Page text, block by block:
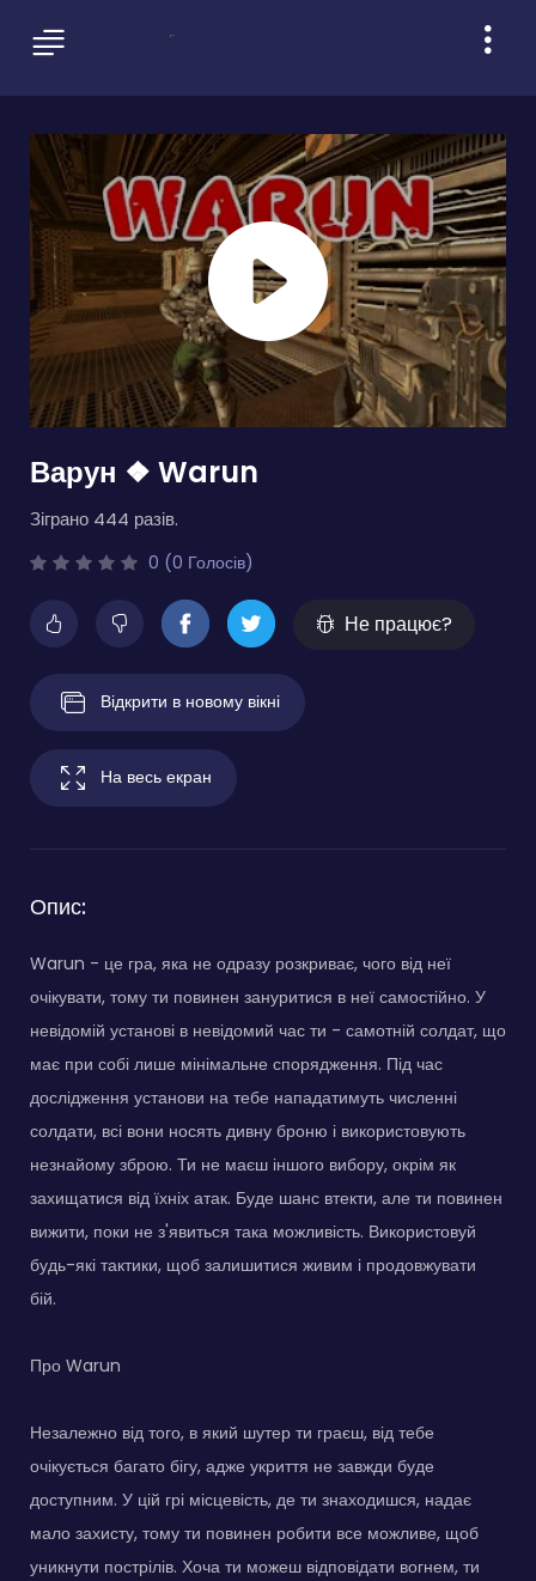
Варун ❖ Warun
Зіграно 444 разів.
0 (0 Голосів)
Не працює?
Відкрити в новому вікні
На весь екран
Опис:
Warun - це гра, яка не одразу розкриває, чого від неї
очікувати, тому ти повинен зануритися в неї самостійно. У
невідомій установі в невідомий час ти - самотній солдат, що
має при собі лише мінімальне спорядження. Під час
дослідження установи на тебе нападатимуть численні
солдати, всі вони носять дивну броню і використовують
незнайому зброю. Ти не маєш іншого вибору, окрім як
захищатися від їхніх атак. Буде шанс втекти, але ти повинен
вижити, поки не з'явиться така можливість. Використовуй
будь-які тактики, щоб залишитися живим і продовжувати
бій.
Про Warun
Незалежно від того, в який шутер ти граєш, від тебе
очікується багато бігу, адже укриття не завжди буде
доступним. У цій грі місцевість, де ти знаходишся, надає
мало захисту, тому ти повинен робити все можливе, щоб
уникнути пострілів. Хоча ти можеш відповідати вогнем, ти